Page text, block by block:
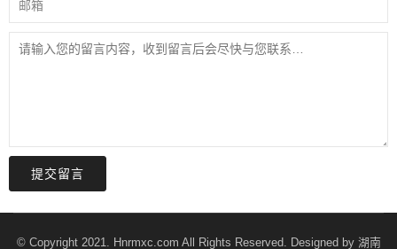
提交留言
© Copyright 2021. Hnrmxc.com All Rights Reserved. Designed by 湖南